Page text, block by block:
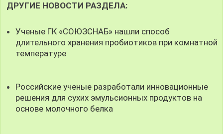
ДРУГИЕ НОВОСТИ РАЗДЕЛА:
Ученые ГК «СОЮЗСНАБ» нашли способ
длительного хранения пробиотиков при комнатной
температуре
Российские ученые разработали инновационные
решения для сухих эмульсионных продуктов на
основе молочного белка